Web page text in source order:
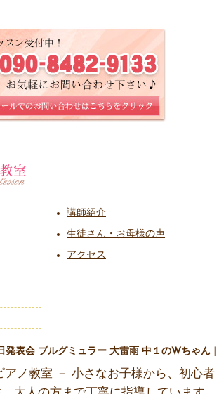
講師紹介
生徒さん・お母様の声
アクセス
発表会 ブルグミュラー 大雷雨 中１のWちゃん |
アノ教室 － 小さなお子様から、初心者